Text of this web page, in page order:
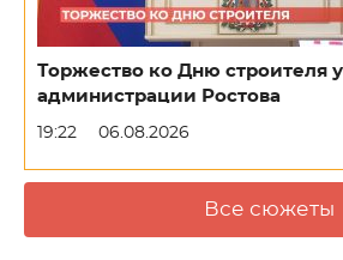
Торжество ко Дню строителя
администрации Ростова
19:22 06.08.2026
Все сюжеты